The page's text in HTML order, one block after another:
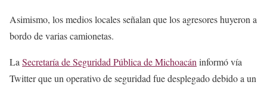
Asimismo, los medios locales señalan que los agresores huyeron a
bordo de varias camionetas.
La Secretaría de Seguridad Pública de Michoacán informó vía
Twitter que un operativo de seguridad fue desplegado debido a un